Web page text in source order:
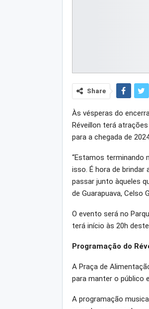
Share
Às vésperas do
Réveillon terá
para a chegada de
“Estamos terminando
isso. É hora de
passar junto àqueles
de Guarapuava, Celso
O evento será no
terá início às 20h
Programação do
A Praça de
para manter o público
A programação